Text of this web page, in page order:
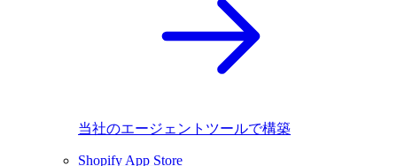
当社のエージェントツールで構築
Shopify App Store